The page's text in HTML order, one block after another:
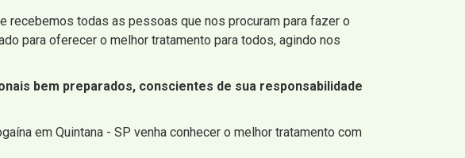
recebemos todas as pessoas que nos procuram para fazer o
para oferecer o melhor tratamento para todos, agindo nos
bem preparados, conscientes de sua responsabilidade
em Quintana - SP venha conhecer o melhor tratamento com